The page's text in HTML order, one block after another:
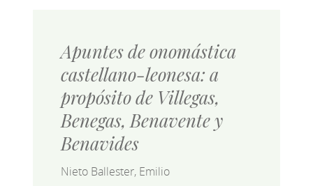
Apuntes de onomástica
castellano-leonesa: a
propósito de Villegas,
Benegas, Benavente y
Benavides
Nieto Ballester, Emilio